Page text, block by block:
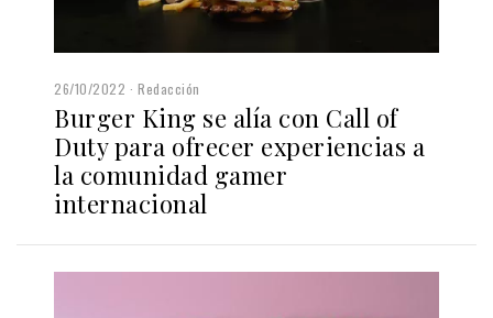
26/10/2022 Redacción
Burger King se alía con Call of
Duty para ofrecer experiencias a
la comunidad gamer
internacional